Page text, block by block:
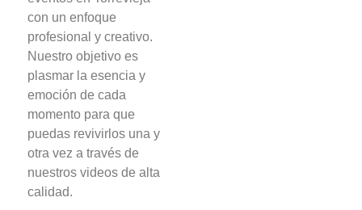
con un enfoque
profesional y creativo.
Nuestro objetivo es
plasmar la esencia y
emoción de cada
momento para que
puedas revivirlos una y
otra vez a través de
nuestros videos de alta
calidad.